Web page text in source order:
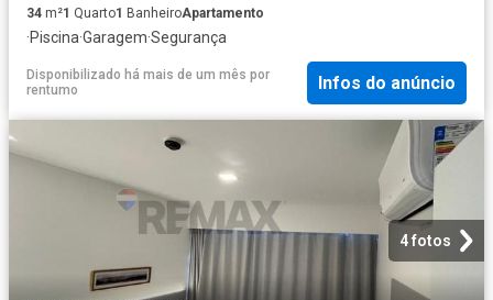
34 m²1 Quarto1 BanheiroApartamento
·Piscina·Garagem·Segurança
Disponibilizado há mais de um mês por
rentumo
Infos do anúncio
4 fotos